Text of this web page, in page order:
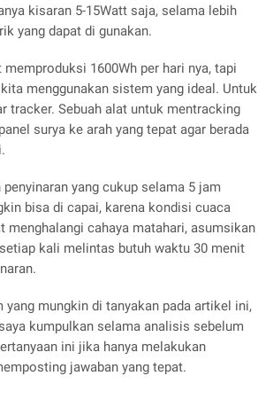
kisaran 5-15Watt saja, selama lebih
yang dapat di gunakan.
1600Wh per hari nya, tapi
menggunakan sistem yang ideal. Untuk
tracker. Sebuah alat untuk mentracking
surya ke arah yang tepat agar berada
yang cukup selama 5 jam
bisa di capai, karena kondisi cuaca
menghalangi cahaya matahari, asumsikan
kali melintas butuh waktu 30 menit
mungkin di tanyakan pada artikel ini,
kumpulkan selama analisis sebelum
ini jika hanya melakukan
jawaban yang tepat.